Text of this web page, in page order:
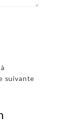
suivante